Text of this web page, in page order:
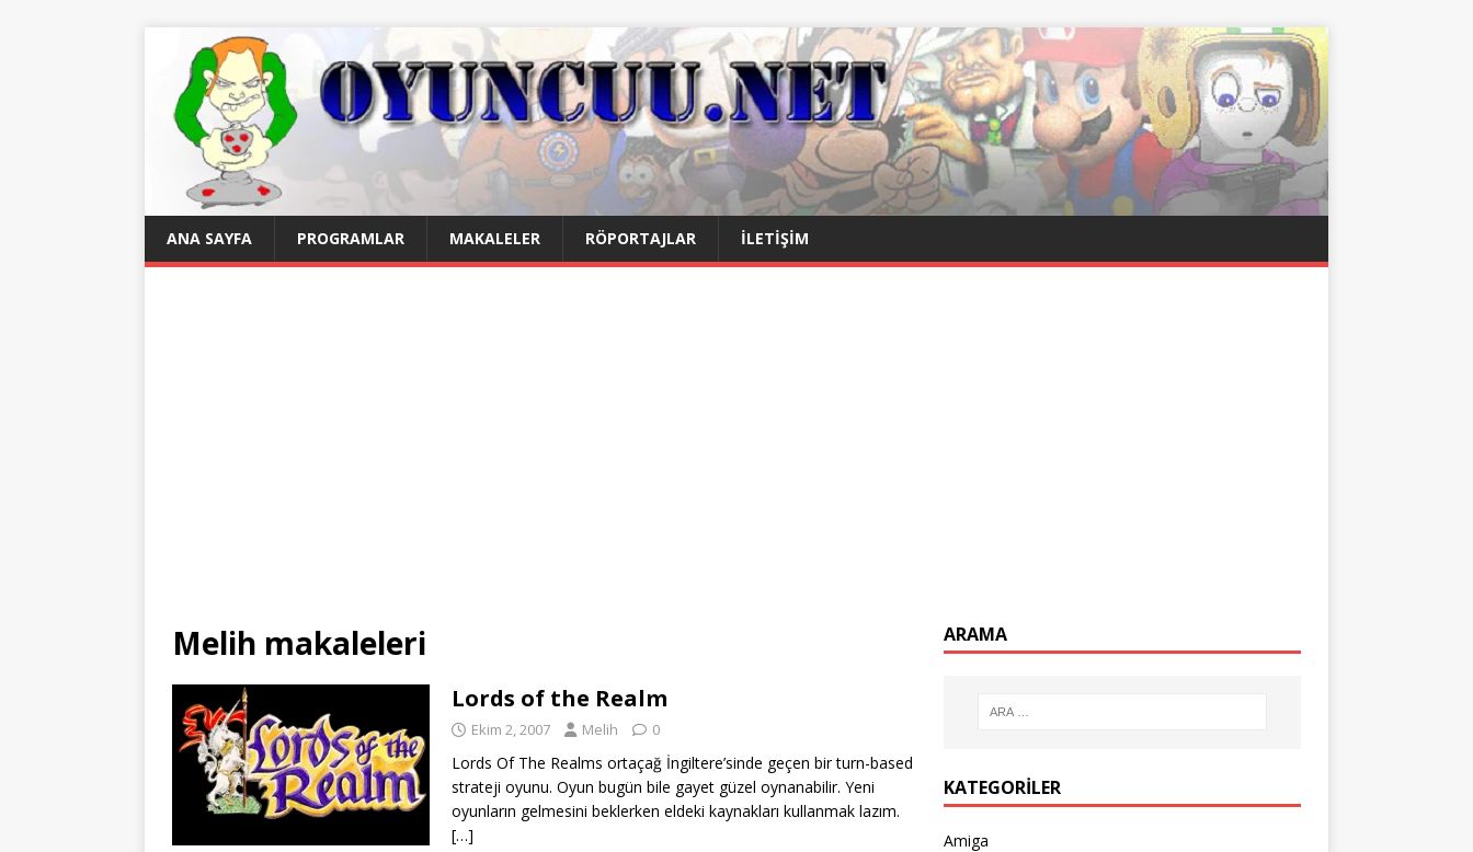
ANA SAYFA PROGRAMLAR MAKALELER RÖPORTAJLAR İLETIŞIM
Melih makaleleri
Lords of the Realm
Ekim 2, 2007 Melih 0
Lords Of The Realms ortaçağ İngiltere’sinde geçen bir turn-based
strateji oyunu. Oyun bugün bile gayet güzel oynanabilir. Yeni
oyunların gelmesini beklerken eldeki kaynakları kullanmak lazım.
[…]
ARAMA
KATEGORILER
Amiga